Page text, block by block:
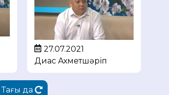
27.07.2021
Диас Ахметшәріп
Тағы да